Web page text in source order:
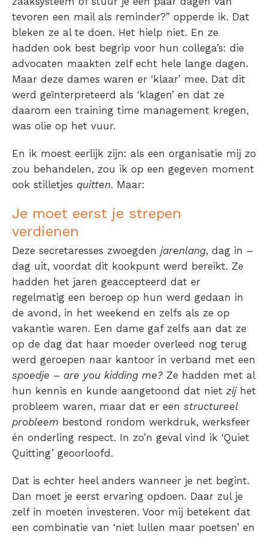
tevoren een mail als reminder?” opperde ik. Dat
bleken ze al te doen. Het hielp niet. En ze
hadden ook best begrip voor hun collega’s: die
advocaten maakten zelf echt hele lange dagen.
Maar deze dames waren er ‘klaar’ mee. Dat dit
werd geïnterpreteerd als ‘klagen’ en dat ze
daarom een training time management kregen,
was olie op het vuur.
En ik moest eerlijk zijn: als een organisatie mij zo
zou behandelen, zou ik op een gegeven moment
ook stilletjes quitten. Maar:
Je moet eerst je strepen
verdienen
Deze secretaresses zwoegden jarenlang, dag in –
dag uit, voordat dit kookpunt werd bereikt. Ze
hadden het jaren geaccepteerd dat er
regelmatig een beroep op hun werd gedaan in
de avond, in het weekend en zelfs als ze op
vakantie waren. Een dame gaf zelfs aan dat ze
op de dag dat haar moeder overleed nog terug
werd geroepen naar kantoor in verband met een
spoedje – are you kidding me? Ze hadden met al
hun kennis en kunde aangetoond dat niet zijhet
probleem waren, maar dat er een structureel
probleem bestond rondom werkdruk, werksfeer
én onderling respect. In zo’n geval vind ik ‘Quiet
Quitting’ geoorloofd.
Dat is echter heel anders wanneer je net begint.
Dan moet je eerst ervaring opdoen. Daar zul je
zelf in moeten investeren. Voor mij betekent dat
een combinatie van ‘niet lullen maar poetsen’ en